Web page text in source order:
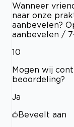
Wanneer
naar onze
aanbevelen?
aanbevelen /
10
Mogen wij
beoordeling?
Ja
Beveelt aan